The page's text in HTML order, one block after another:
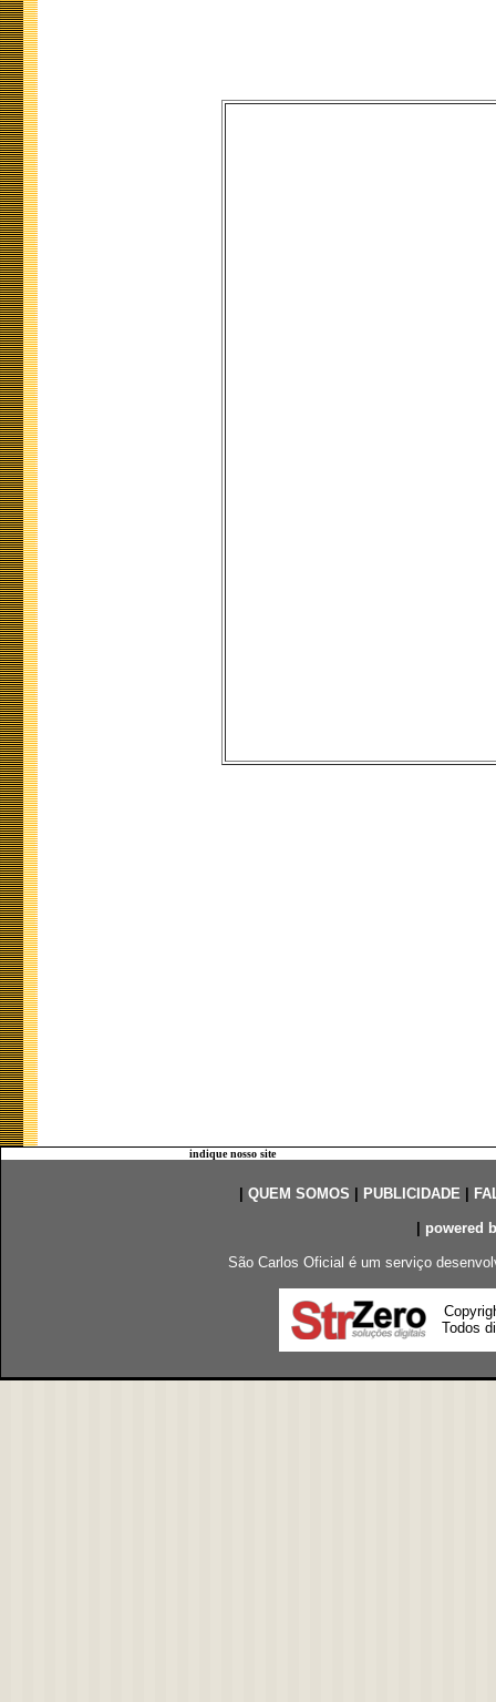
indique nosso site
QUEM SOMOS PUBLICIDADE|
powered
São Carlos Oficial é um serviço
Todos